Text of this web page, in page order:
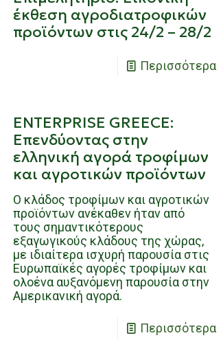
έκθεση αγροδιατροφικών
προϊόντων στις 24/2 – 28/2
Περισσότερα
ENTERPRISE GREECE:
Επενδύοντας στην
ελληνική αγορά τροφίμων
και αγροτικών προϊόντων
Ο κλάδος τροφίμων και αγροτικών
προϊόντων ανέκαθεν ήταν από
τους σημαντικότερους
εξαγωγικούς κλάδους της χώρας,
με ιδιαίτερα ισχυρή παρουσία στις
Ευρωπαϊκές αγορές τροφίμων και
ολοένα αυξανόμενη παρουσία στην
Αμερικανική αγορά.
Περισσότερα